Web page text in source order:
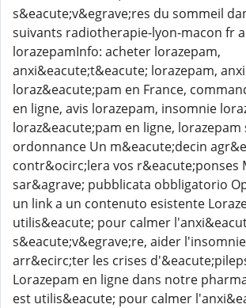
s&eacute;v&egrave;res du sommeil
suivants radiotherapie-lyon-macon fr
lorazepamInfo: acheter lorazepam,
anxi&eacute;t&eacute; lorazepam,
loraz&eacute;pam en France,
en ligne, avis lorazepam, insomnie
loraz&eacute;pam en ligne, lorazepam
ordonnance Un m&eacute;decin
contr&ocirc;lera vos r&eacute;ponses
sar&agrave; pubblicata obbligatorio
un link a un contenuto esistente
utilis&eacute; pour calmer
s&eacute;v&egrave;re, aider
arr&ecirc;ter les crises
Lorazepam en ligne dans notre
est utilis&eacute; pour calmer